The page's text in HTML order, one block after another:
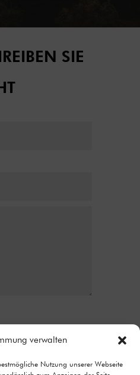
verwalten
Nutzung unserer Webseite
SIE
meine Angaben aus
und verarbeitet